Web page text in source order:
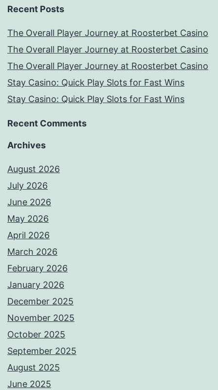
Recent Posts
The Overall Player Journey at Roosterbet Casino
The Overall Player Journey at Roosterbet Casino
The Overall Player Journey at Roosterbet Casino
Stay Casino: Quick Play Slots for Fast Wins
Stay Casino: Quick Play Slots for Fast Wins
Recent Comments
Archives
August 2026
July 2026
June 2026
May 2026
April 2026
March 2026
February 2026
January 2026
December 2025
November 2025
October 2025
September 2025
August 2025
June 2025